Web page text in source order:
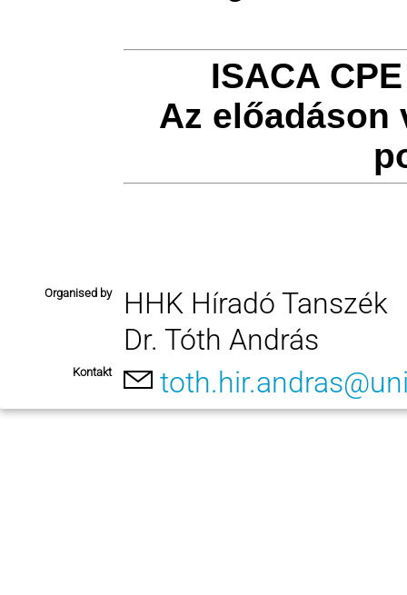
ISACA
Az előadáson
Organised by
HHK Híradó Tanszék
Dr. Tóth András
Kontakt